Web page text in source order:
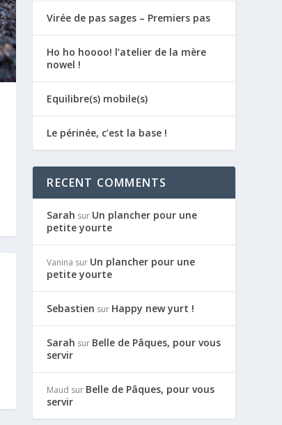
Virée de pas sages – Premiers pas
Ho ho hoooo! l’atelier de la mère
nowel !
Equilibre(s) mobile(s)
Le périnée, c’est la base !
RECENT COMMENTS
Sarah sur Un plancher pour une
petite yourte
Vanina sur Un plancher pour une
petite yourte
Sebastien sur Happy new yurt !
Sarah sur Belle de Pâques, pour vous
servir
Maud sur Belle de Pâques, pour vous
servir